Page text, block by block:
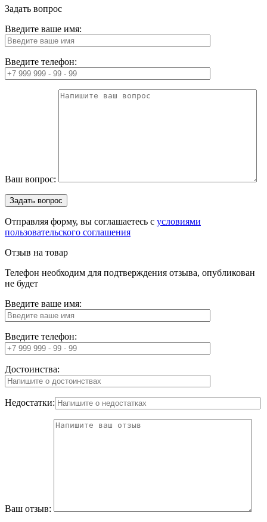
Задать вопрос
Введите ваше имя:
Введите телефон:
Ваш вопрос:
Отправляя форму, вы соглашаетесь с условиями
пользовательского соглашения
Отзыв на товар
Телефон необходим для подтверждения отзыва, опубликован
не будет
Введите ваше имя:
Введите телефон:
Достоинства:
Недостатки:
Ваш отзыв: